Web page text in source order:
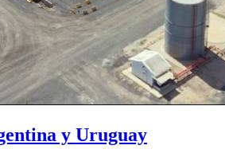
y Uruguay